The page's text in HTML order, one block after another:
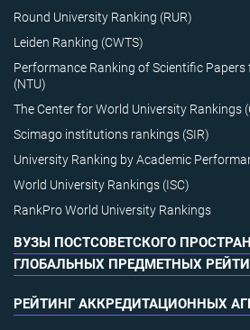
Round University Ranking (RUR)
Leiden Ranking (CWTS)
Performance Ranking of Scientific
(NTU)
The Center for World University Rankings
Scimago institutions rankings (SIR)
University Ranking by Academic
World University Rankings (ISC)
RankPro World University Rankings
ВУЗЫ ПОСТСОВЕТСКОГО
ГЛОБАЛЬНЫХ ПРЕДМЕТНЫХ
РЕЙТИНГ АККРЕДИТАЦИОННЫХ